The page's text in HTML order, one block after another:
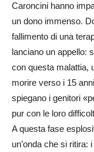
Car­oncini hanno
un­ dono immenso.
fallimento di una
lanciano un appello:
con questa malattia,
morire verso i 15
spiegano i genitori
pur con le loro
A questa fase
un’onda che si ritira: